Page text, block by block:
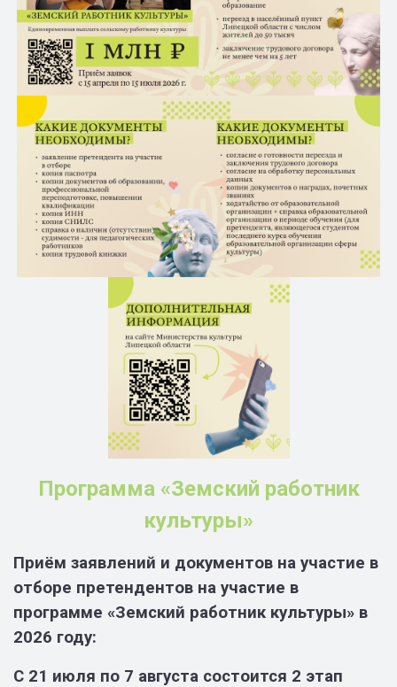
Программа «Земский работник
культуры»
Приём заявлений и документов на участие в
отборе претендентов на участие в
программе «Земский работник культуры» в
2026 году:
С 21 июля по 7 августа состоится 2 этап